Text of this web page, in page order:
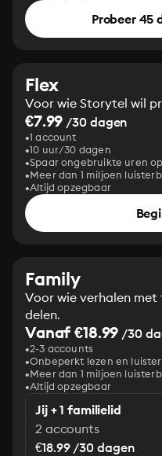
Probeer 45
Flex
Voor wie Storytel wil
€7.99 /30 dagen
1 account
10 uur/30 dagen
Spaar ongebruikte uren
Meer dan 1 miljoen
Altijd opzegbaar
Family
Voor wie verhalen met
delen.
Vanaf €18.99 /30
2-3 accounts
Onbeperkt lezen en
Meer dan 1 miljoen
Altijd opzegbaar
Jij + 1 familielid
2 accounts
€18.99 /30 dagen